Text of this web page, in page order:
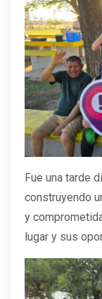
Fue una tarde
construyendo
y
lugar y sus